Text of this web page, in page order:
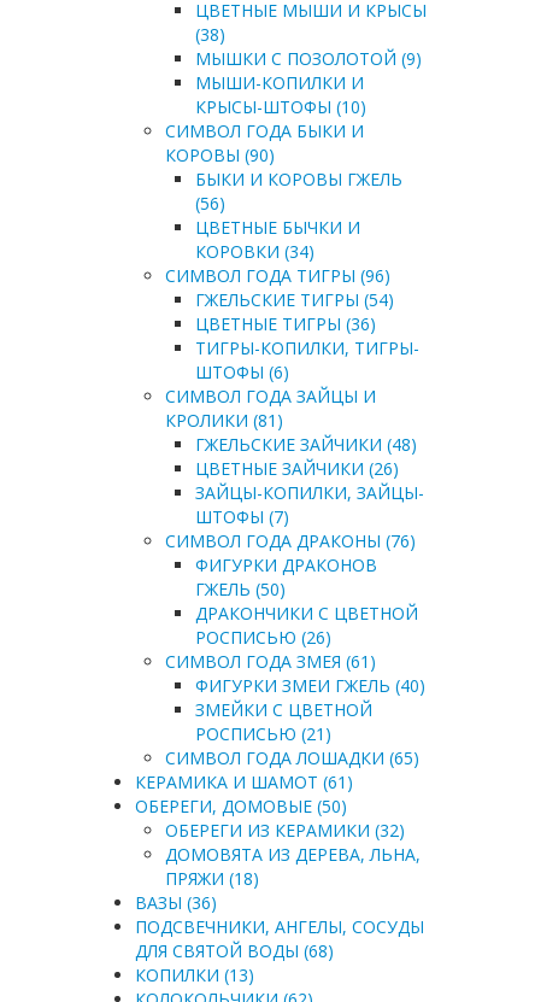
ЦВЕТНЫЕ МЫШИ И КРЫСЫ
(38)
МЫШКИ С ПОЗОЛОТОЙ (9)
МЫШИ-КОПИЛКИ И
КРЫСЫ-ШТОФЫ (10)
СИМВОЛ ГОДА БЫКИ И
КОРОВЫ (90)
БЫКИ И КОРОВЫ ГЖЕЛЬ
(56)
ЦВЕТНЫЕ БЫЧКИ И
КОРОВКИ (34)
СИМВОЛ ГОДА ТИГРЫ (96)
ГЖЕЛЬСКИЕ ТИГРЫ (54)
ЦВЕТНЫЕ ТИГРЫ (36)
ТИГРЫ-КОПИЛКИ, ТИГРЫ-
ШТОФЫ (6)
СИМВОЛ ГОДА ЗАЙЦЫ И
КРОЛИКИ (81)
ГЖЕЛЬСКИЕ ЗАЙЧИКИ (48)
ЦВЕТНЫЕ ЗАЙЧИКИ (26)
ЗАЙЦЫ-КОПИЛКИ, ЗАЙЦЫ-
ШТОФЫ (7)
СИМВОЛ ГОДА ДРАКОНЫ (76)
ФИГУРКИ ДРАКОНОВ
ГЖЕЛЬ (50)
ДРАКОНЧИКИ С ЦВЕТНОЙ
РОСПИСЬЮ (26)
СИМВОЛ ГОДА ЗМЕЯ (61)
ФИГУРКИ ЗМЕИ ГЖЕЛЬ (40)
ЗМЕЙКИ С ЦВЕТНОЙ
РОСПИСЬЮ (21)
СИМВОЛ ГОДА ЛОШАДКИ (65)
КЕРАМИКА И ШАМОТ (61)
ОБЕРЕГИ, ДОМОВЫЕ (50)
ОБЕРЕГИ ИЗ КЕРАМИКИ (32)
ДОМОВЯТА ИЗ ДЕРЕВА, ЛЬНА,
ПРЯЖИ (18)
ВАЗЫ (36)
ПОДСВЕЧНИКИ, АНГЕЛЫ, СОСУДЫ
ДЛЯ СВЯТОЙ ВОДЫ (68)
КОПИЛКИ (13)